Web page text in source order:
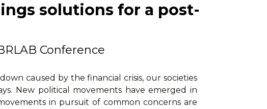
solutions for a post-
Conference
caused by the financial crisis, our societies
New political movements have emerged in
in pursuit of common concerns are